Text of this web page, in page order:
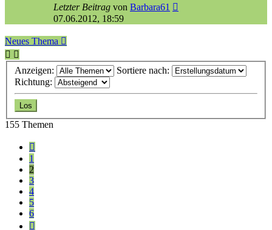
Letzter Beitrag von Barbara61
07.06.2012, 18:59
Neues Thema
Anzeigen:
Sortiere nach:
Richtung:
155 Themen
Vorherige
1
2
3
4
5
6
Nächste